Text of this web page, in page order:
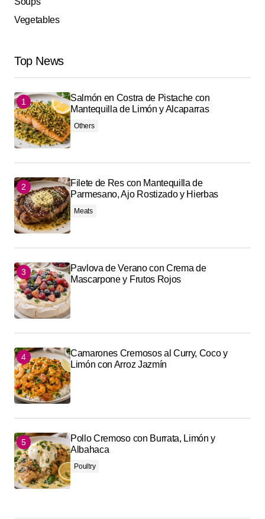
Vegetables
Top News
Salmón en Costra de Pistache con
Mantequilla de Limón y Alcaparras
Others
Filete de Res con Mantequilla de
Parmesano, Ajo Rostizado y Hierbas
Meats
Pavlova de Verano con Crema de
Mascarpone y Frutos Rojos
Camarones Cremosos al Curry, Coco y
Limón con Arroz Jazmín
Pollo Cremoso con Burrata, Limón y
Albahaca
Poultry